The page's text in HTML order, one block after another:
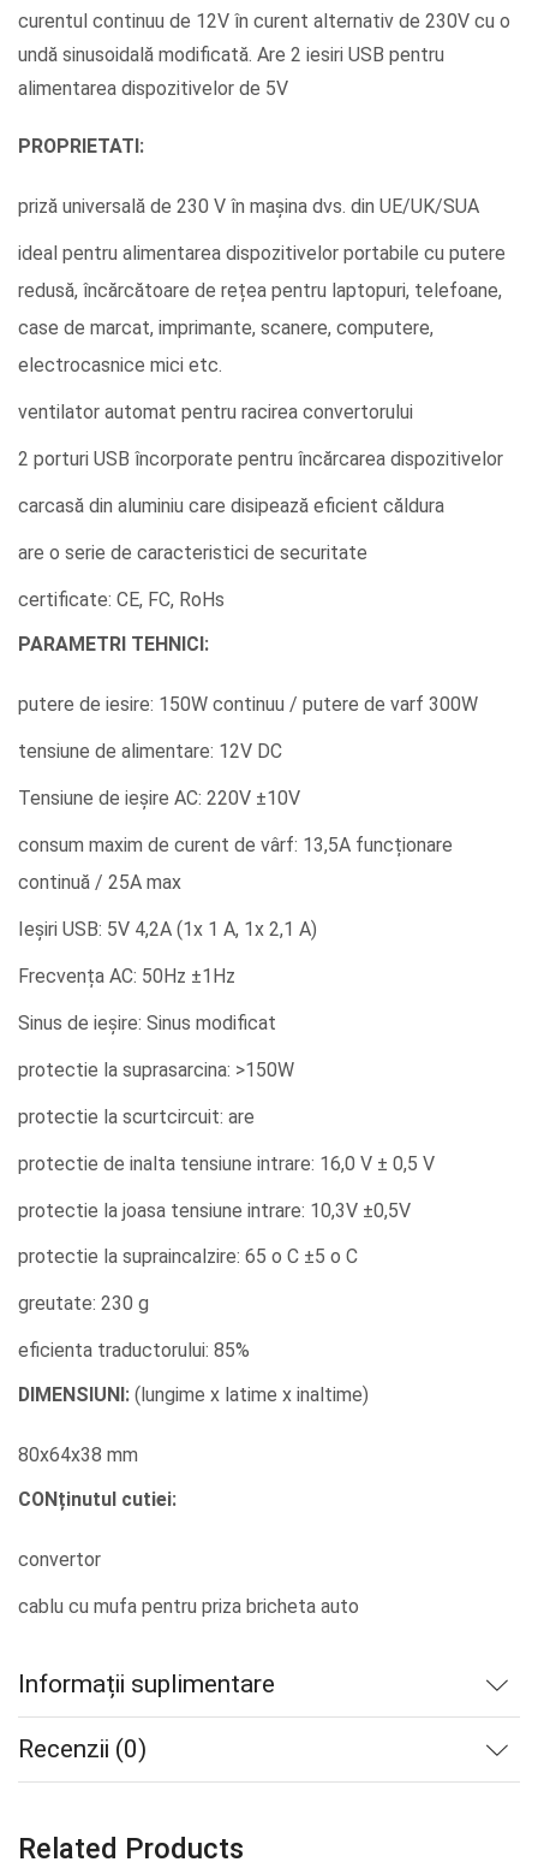
curentul continuu de 12V în curent alternativ de 230V cu o
undă sinusoidală modificată. Are 2 iesiri USB pentru
alimentarea dispozitivelor de 5V
PROPRIETATI:
priză universală de 230 V în mașina dvs. din UE/UK/SUA
ideal pentru alimentarea dispozitivelor portabile cu putere
redusă, încărcătoare de rețea pentru laptopuri, telefoane,
case de marcat, imprimante, scanere, computere,
electrocasnice mici etc.
ventilator automat pentru racirea convertorului
2 porturi USB încorporate pentru încărcarea dispozitivelor
carcasă din aluminiu care disipează eficient căldura
are o serie de caracteristici de securitate
certificate: CE, FC, RoHs
PARAMETRI TEHNICI:
putere de iesire: 150W continuu / putere de varf 300W
tensiune de alimentare: 12V DC
Tensiune de ieșire AC: 220V ±10V
consum maxim de curent de vârf: 13,5A funcționare
continuă / 25A max
Ieșiri USB: 5V 4,2A (1x 1 A, 1x 2,1 A)
Frecvența AC: 50Hz ±1Hz
Sinus de ieșire: Sinus modificat
protectie la suprasarcina: >150W
protectie la scurtcircuit: are
protectie de inalta tensiune intrare: 16,0 V ± 0,5 V
protectie la joasa tensiune intrare: 10,3V ±0,5V
protectie la supraincalzire: 65 o C ±5 o C
greutate: 230 g
eficienta traductorului: 85%
DIMENSIUNI: (lungime x latime x inaltime)
80x64x38 mm
CONținutul cutiei:
convertor
cablu cu mufa pentru priza bricheta auto
Informații suplimentare
Recenzii (0)
Related Products